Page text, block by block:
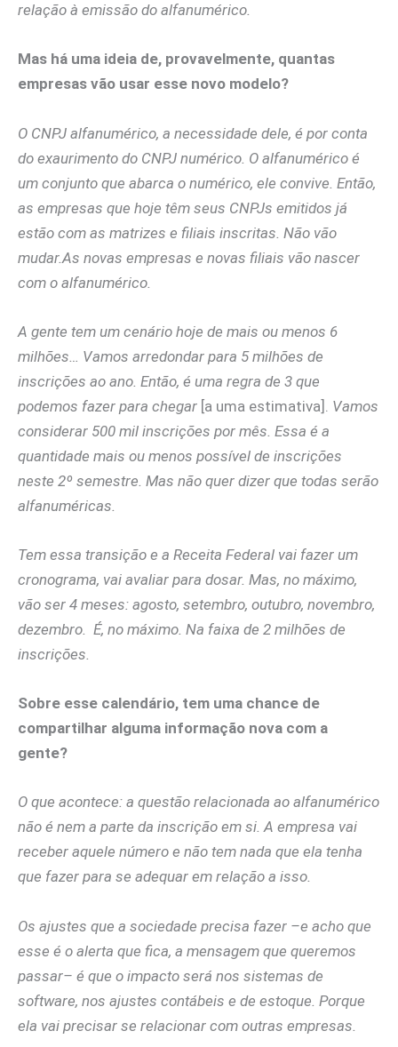
relação à emissão do alfanumérico.
Mas há uma ideia de, provavelmente, quantas
empresas vão usar esse novo modelo?
O CNPJ alfanumérico, a necessidade dele, é por conta
do exaurimento do CNPJ numérico. O alfanumérico é
um conjunto que abarca o numérico, ele convive. Então,
as empresas que hoje têm seus CNPJs emitidos já
estão com as matrizes e filiais inscritas. Não vão
mudar.As novas empresas e novas filiais vão nascer
com o alfanumérico.
A gente tem um cenário hoje de mais ou menos 6
milhões… Vamos arredondar para 5 milhões de
inscrições ao ano. Então, é uma regra de 3 que
podemos fazer para chegar [a uma estimativa]. Vamos
considerar 500 mil inscrições por mês. Essa é a
quantidade mais ou menos possível de inscrições
neste 2º semestre. Mas não quer dizer que todas serão
alfanuméricas.
Tem essa transição e a Receita Federal vai fazer um
cronograma, vai avaliar para dosar. Mas, no máximo,
vão ser 4 meses: agosto, setembro, outubro, novembro,
dezembro. É, no máximo. Na faixa de 2 milhões de
inscrições.
Sobre esse calendário, tem uma chance de
compartilhar alguma informação nova com a
gente?
O que acontece: a questão relacionada ao alfanumérico
não é nem a parte da inscrição em si. A empresa vai
receber aquele número e não tem nada que ela tenha
que fazer para se adequar em relação a isso.
Os ajustes que a sociedade precisa fazer –e acho que
esse é o alerta que fica, a mensagem que queremos
passar– é que o impacto será nos sistemas de
software, nos ajustes contábeis e de estoque. Porque
ela vai precisar se relacionar com outras empresas.